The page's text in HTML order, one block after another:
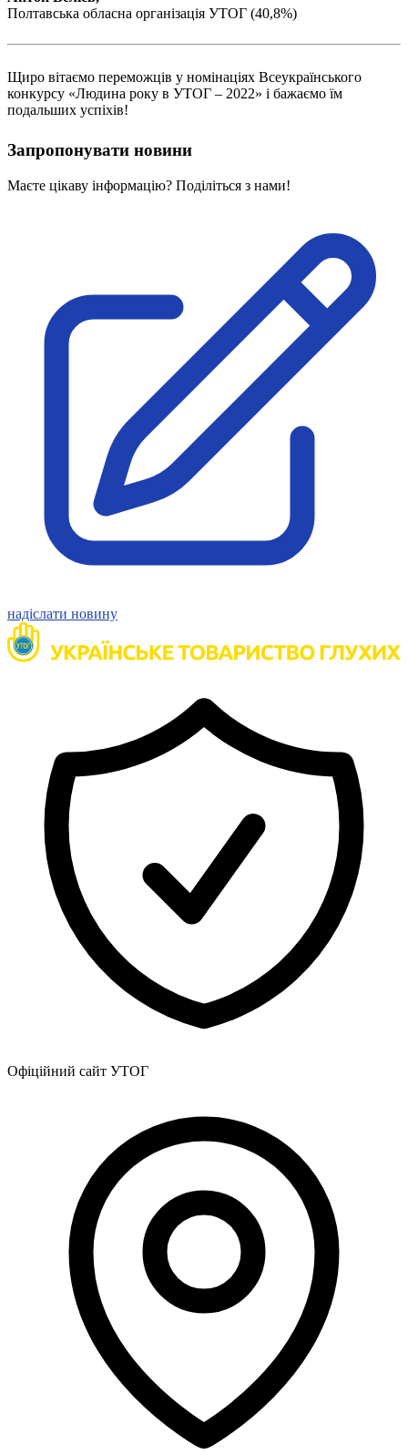
Полтавська обласна організація УТОГ (40,8%)
Щиро вітаємо переможців у номінаціях Всеукраїнського
конкурсу «Людина року в УТОГ – 2022» і бажаємо їм
подальших успіхів!
Запропонувати новини
Маєте цікаву інформацію? Поділіться з нами!
надіслати новину
Офіційний сайт УТОГ